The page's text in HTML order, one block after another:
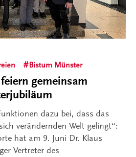
Bistum Münster
gemeinsam
dazu bei, dass das
verändernden Welt gelingt“:
hat am 9. Juni Dr. Klaus
Vertreter des